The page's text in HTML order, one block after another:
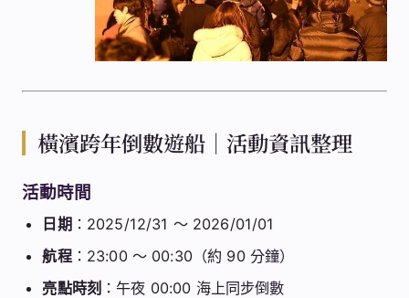
橫濱跨年倒數遊船｜活動資訊整理
活動時間
日期 ：2025/12/31 ～ 2026/01/01
航程：23:00 ～ 00:30（約 90 分鐘）
亮點時刻 ：午夜 00:00 海上同步倒數